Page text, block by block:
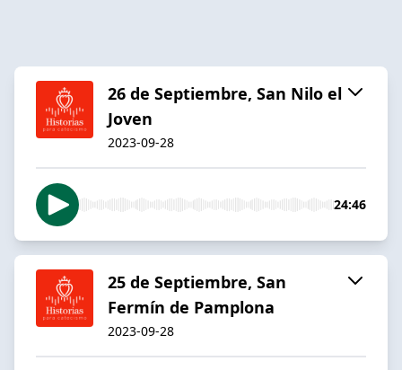
26 de Septiembre, San Nilo el
Joven
2023-09-28
24:46
25 de Septiembre, San
Fermín de Pamplona
2023-09-28